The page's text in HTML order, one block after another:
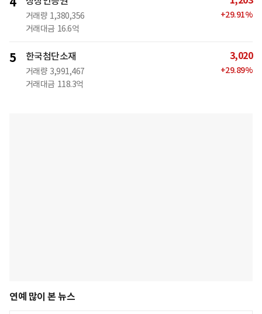
거래량 1,380,356
거래대금 16.6억
+29.91%
5 한국첨단소재
거래량 3,991,467
거래대금 118.3억
3,020
+29.89%
연예 많이 본 뉴스